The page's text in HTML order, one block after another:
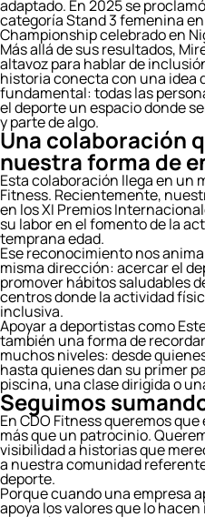
adaptado. En 2025 se
categoría Stand 3 femenina
Championship celebrado en
Más allá de sus resultados,
altavoz para hablar de
historia conecta con una idea
fundamental: todas las
el deporte un espacio donde
y parte de algo.
Una colaboración
nuestra forma de
Esta colaboración llega en un
Fitness. Recientemente,
en los XI Premios
su labor en el fomento de la
temprana edad.
Ese reconocimiento nos
misma dirección: acercar el
promover hábitos saludables
centros donde la actividad
inclusiva.
Apoyar a deportistas como
también una forma de
muchos niveles: desde
hasta quienes dan su primer
piscina, una clase dirigida o
Seguimos
En CDO Fitness queremos
más que un patrocinio.
visibilidad a historias que
a nuestra comunidad
deporte.
Porque cuando una empresa
apoya los valores que lo